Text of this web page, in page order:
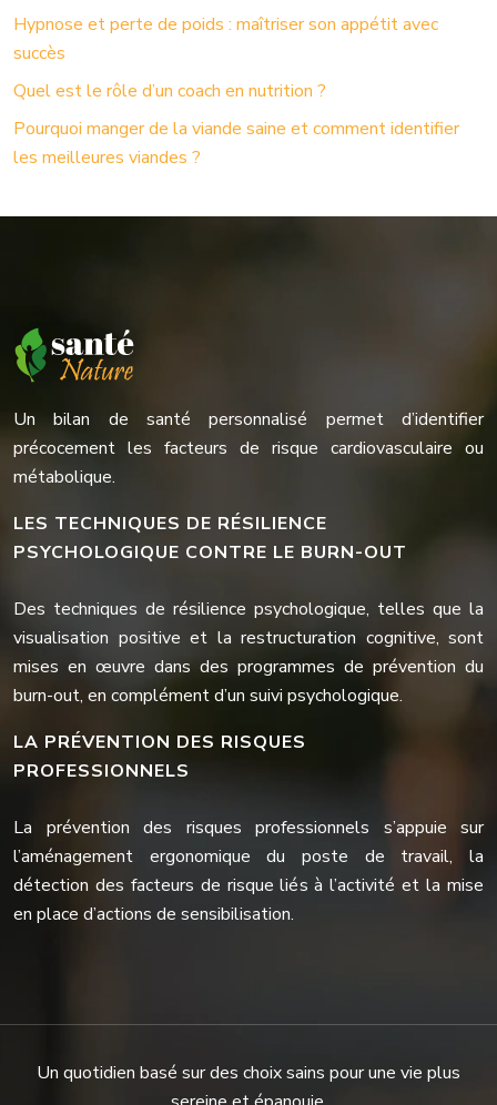
Hypnose et perte de poids : maîtriser son appétit avec
succès
Quel est le rôle d’un coach en nutrition ?
Pourquoi manger de la viande saine et comment identifier
les meilleures viandes ?
Un bilan de santé personnalisé permet d’identifier
précocement les facteurs de risque cardiovasculaire ou
métabolique.
LES TECHNIQUES DE RÉSILIENCE
PSYCHOLOGIQUE CONTRE LE BURN-OUT
Des techniques de résilience psychologique, telles que la
visualisation positive et la restructuration cognitive, sont
mises en œuvre dans des programmes de prévention du
burn-out, en complément d’un suivi psychologique.
LA PRÉVENTION DES RISQUES
PROFESSIONNELS
La prévention des risques professionnels s’appuie sur
l’aménagement ergonomique du poste de travail, la
détection des facteurs de risque liés à l’activité et la mise
en place d’actions de sensibilisation.
Un quotidien basé sur des choix sains pour une vie plus